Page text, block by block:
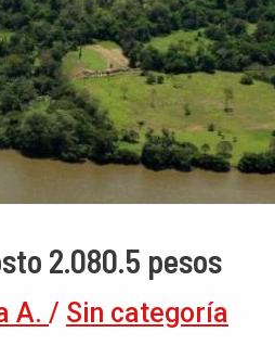
2.080.5 pesos
A. / Sin categoría